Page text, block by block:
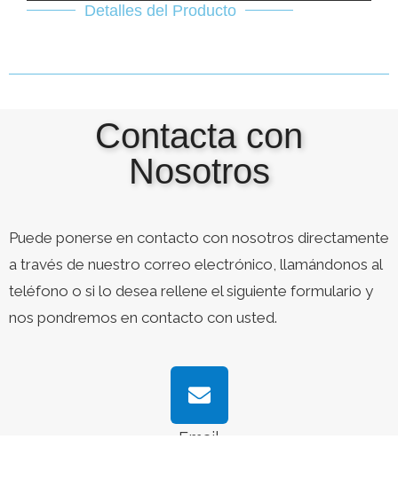
Detalles del Producto
Contacta con
Nosotros
Puede ponerse en contacto con nosotros directamente
a través de nuestro correo electrónico, llamándonos al
teléfono o si lo desea rellene el siguiente formulario y
nos pondremos en contacto con usted.
Email